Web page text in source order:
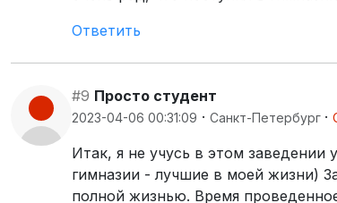
Ответить
#9 Просто студент
2023-04-06 00:31:09 · Санкт-Петербург ·
Итак, я не учусь в этом заведении
гимназии - лучшие в моей жизни)
полной жизнью. Время